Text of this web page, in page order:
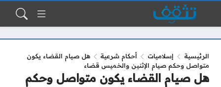
الرئيسية إسلاميات أحكام شرعية
هل صيام القضاء يكون
متواصل وحكم صيام الإثنين والخميس قضاء
هل صيام القضاء يكون متواصل وحكم